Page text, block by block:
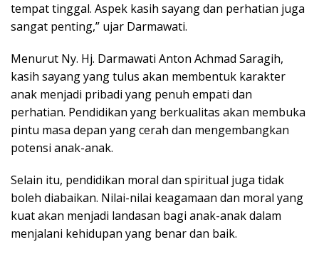
tempat tinggal. Aspek kasih sayang dan perhatian juga
sangat penting,” ujar Darmawati.
Menurut Ny. Hj. Darmawati Anton Achmad Saragih,
kasih sayang yang tulus akan membentuk karakter
anak menjadi pribadi yang penuh empati dan
perhatian. Pendidikan yang berkualitas akan membuka
pintu masa depan yang cerah dan mengembangkan
potensi anak-anak.
Selain itu, pendidikan moral dan spiritual juga tidak
boleh diabaikan. Nilai-nilai keagamaan dan moral yang
kuat akan menjadi landasan bagi anak-anak dalam
menjalani kehidupan yang benar dan baik.